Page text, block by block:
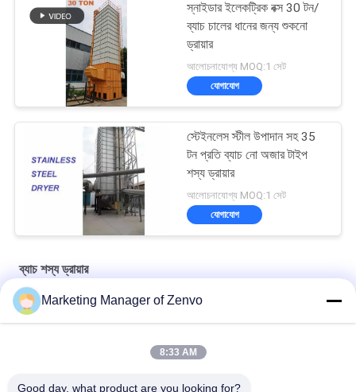
স্নাইডার ইলেকট্রিক বক্স 30 টন/
ব্যাচ চালের ধানের জন্য শুকনো
ড্রায়ার
আলোচনাযোগ্য MOQ:1 সেট
যোগাযোগ
স্টেইনলেস স্টীল উপাদান সহ 35
টন প্রতি ব্যাচ নো অজার টাইপ
শস্য ড্রায়ার
আলোচনাযোগ্য MOQ:1 সেট
যোগাযোগ
ব্যাচ শস্য ড্রায়ার
Grain Drying System with 90-Ton Daily Capacity
উচ্চ দক্ষতা এবং শক্তি সঞ্চয় সহ প্রতি ঘন্টায় 30 টন শস্য শুকানোর যন্ত্র
Marketing Manager of Zenvo
8:33 AM
Good day, what product are you looking for?